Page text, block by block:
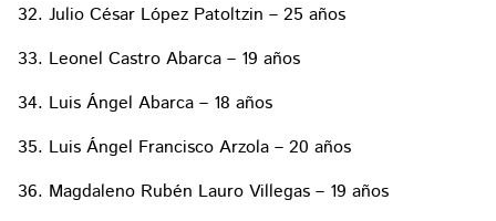
Julio César López Patoltzin – 25 años
Leonel Castro Abarca – 19 años
Luis Ángel Abarca – 18 años
Luis Ángel Francisco Arzola – 20 años
Magdaleno Rubén Lauro Villegas – 19 años